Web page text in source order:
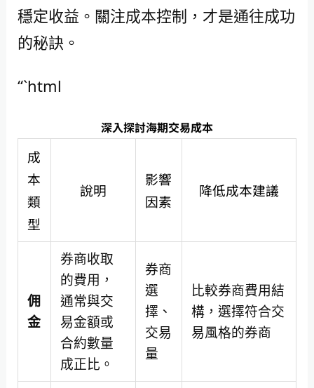
穩定收益。關注成本控制，才是通往成功
的秘訣。
“`html
深入探討海期交易成本
成
本
類
型
說明
影響
因素
降低成本建議
佣
金
券商收取
的費用，
通常與交
易金額或
合約數量
成正比。
券商
選
擇、
交易
量
比較券商費用結
構，選擇符合交
易風格的券商